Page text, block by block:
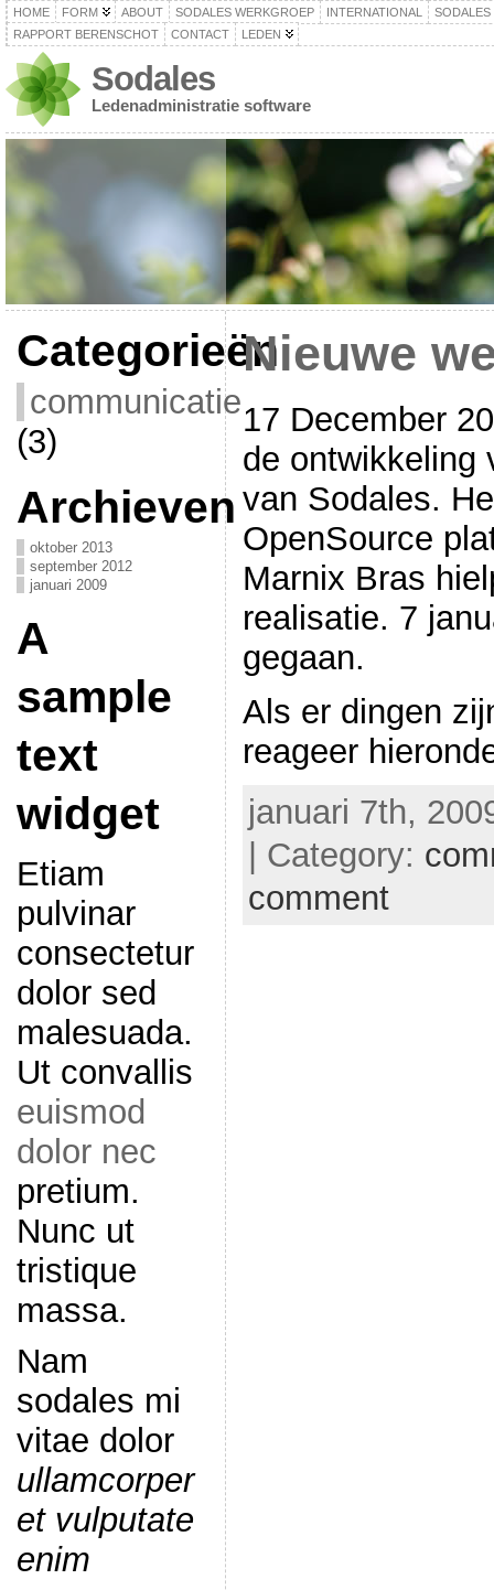
HOME FORM ABOUT SODALES WERKGROEP INTERNATIONAL
SODALES
RAPPORT BERENSCHOT
CONTACT LEDEN
Sodales
Ledenadministratie software
Categorieën
communicatie
(3)
Archieven
oktober 2013
september 2012
januari 2009
A
sample
text
widget
Etiam
pulvinar
consectetur
dolor sed
malesuada.
Ut convallis
euismod
dolor nec
pretium.
Nunc ut
tristique
massa.
Nam
sodales mi
vitae dolor
ullamcorper
et vulputate
enim
Nieuwe
17 December
de ontwikkeling
van Sodales.
OpenSource
Marnix Bras
realisatie. 7
gegaan.
Als er dingen
reageer
januari 7th,
| Category:
comment